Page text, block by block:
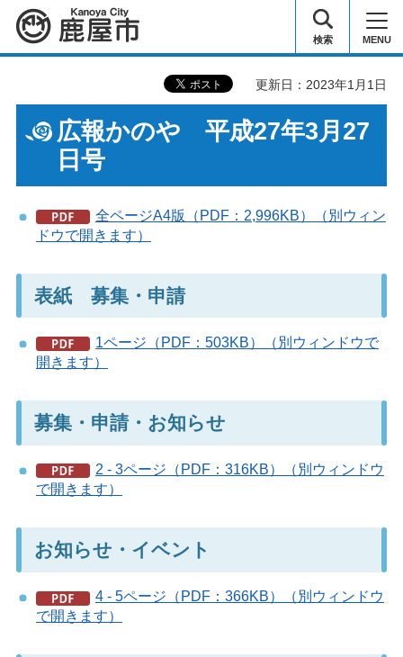
鹿屋市 検索 MENU
更新日：2023年1月1日
広報かのや 平成27年3月27
日号
全ページA4版（PDF：2,996KB）（別ウィン
ドウで開きます）
表紙 募集・申請
1ページ（PDF：503KB）（別ウィンドウで
開きます）
募集・申請・お知らせ
2 - 3ページ（PDF：316KB）（別ウィンドウ
で開きます）
お知らせ・イベント
4 - 5ページ（PDF：366KB）（別ウィンドウ
で開きます）